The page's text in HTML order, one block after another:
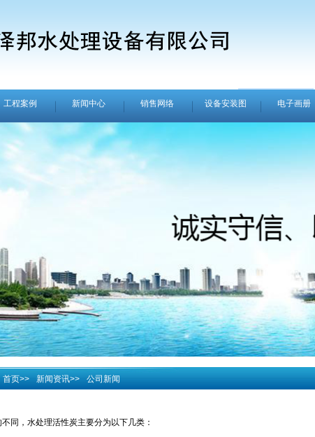
工程案例 新闻中心 销售网络 设备安装图 电子画册
首页>> 新闻资讯>> 公司新闻
同，水处理活性炭主要分为以下几类：